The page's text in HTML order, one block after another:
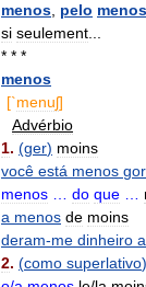
menos pelo menos
si seulement
* * *
menos
[`menuʃ]
Advérbio
1. (ger) moins
você está menos
menos
do que
a menos de moins
deram-me dinheiro a
2. (como superlativo)